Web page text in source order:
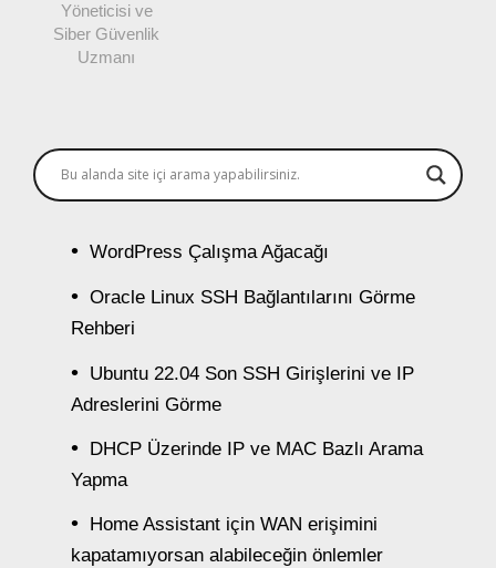
Yöneticisi ve
Siber Güvenlik
Uzmanı
WordPress Çalışma Ağacağı
Oracle Linux SSH Bağlantılarını Görme
Rehberi
Ubuntu 22.04 Son SSH Girişlerini ve IP
Adreslerini Görme
DHCP Üzerinde IP ve MAC Bazlı Arama
Yapma
Home Assistant için WAN erişimini
kapatamıyorsan alabileceğin önlemler